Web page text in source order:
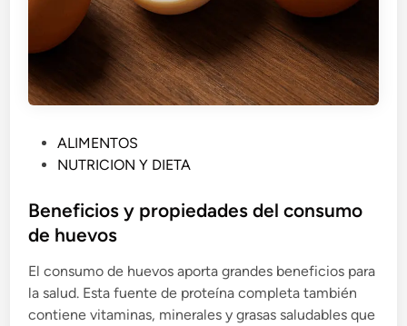
l
i
a
d
o
ALIMENTOS
NUTRICION Y DIETA
Beneficios y propiedades del consumo
de huevos
El consumo de huevos aporta grandes beneficios para
la salud. Esta fuente de proteína completa también
contiene vitaminas, minerales y grasas saludables que